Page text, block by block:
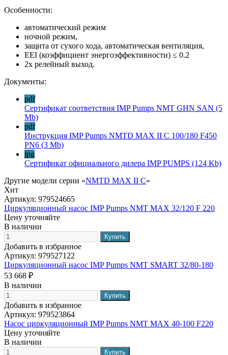
Особенности:
автоматический режим
ночной режим,
защита от сухого хода, автоматическая вентиляция,
EEI (коэффициент энергоэффективности) ≤ 0.2
2x релейный выход.
Документы:
pdf
Сертификат соответствия IMP Pumps NMT GHN SAN (5
Mb)
pdf
Инструкция IMP Pumps NMTD MAX II C 100/180 F450
PN6 (3 Mb)
jpg
Сертификат официального дилера IMP PUMPS (124 Kb)
Другие модели серии «NMTD MAX II C»
Хит
Артикул: 979524665
Циркуляционный насос IMP Pumps NMT MAX 32/120 F 220
Цену уточняйте
В наличии
Добавить в избранное
Артикул: 979527122
Циркуляционный насос IMP Pumps NMT SMART 32/80-180
53 668 ₽
В наличии
Добавить в избранное
Артикул: 979523864
Насос циркуляционный IMP Pumps NMT MAX 40-100 F220
Цену уточняйте
В наличии